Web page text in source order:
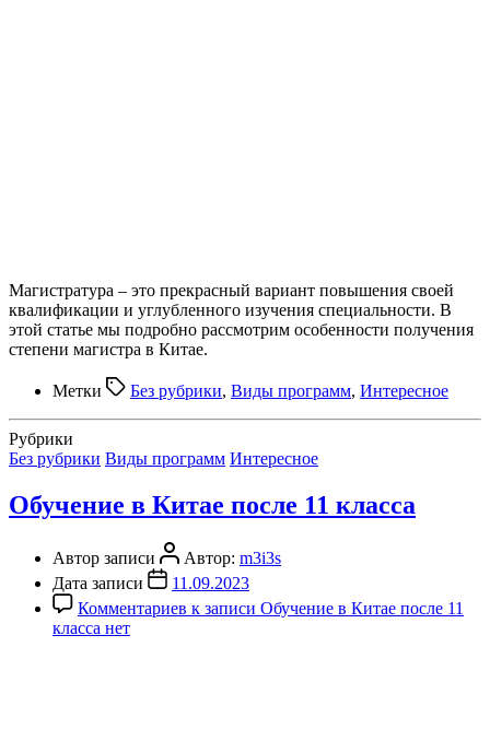
Магистратура – это прекрасный вариант повышения своей
квалификации и углубленного изучения специальности. В
этой статье мы подробно рассмотрим особенности получения
степени магистра в Китае.
Метки Без рубрики, Виды программ, Интересное
Рубрики
Без рубрики Виды программ Интересное
Обучение в Китае после 11 класса
Автор записи Автор: m3i3s
Дата записи
11.09.2023
Комментариев к записи Обучение в Китае после 11
класса нет